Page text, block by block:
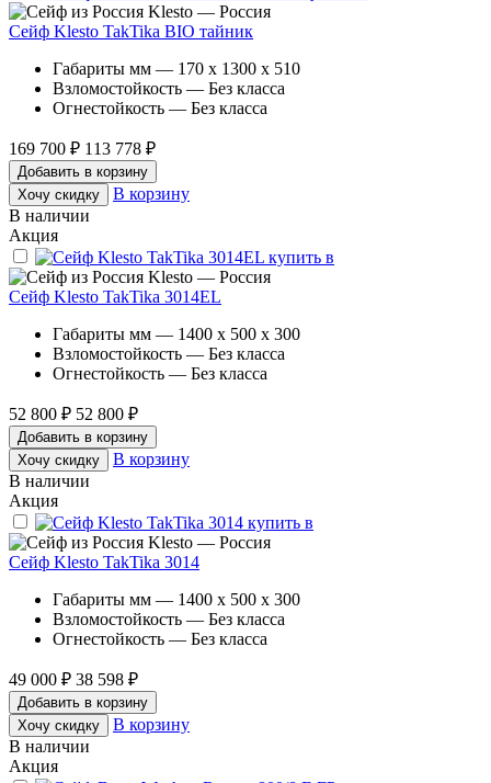
Klesto — Россия
Сейф Klesto TakTika BIO тайник
Габариты мм — 170 x 1300 x 510
Взломостойкость — Без класса
Огнестойкость — Без класса
169 700 ₽ 113 778 ₽
Добавить в корзину
Хочу скидку
В корзину
В наличии
Акция
Klesto — Россия
Сейф Klesto TakTika 3014EL
Габариты мм — 1400 x 500 x 300
Взломостойкость — Без класса
Огнестойкость — Без класса
52 800 ₽ 52 800 ₽
Добавить в корзину
Хочу скидку
В корзину
В наличии
Акция
Klesto — Россия
Сейф Klesto TakTika 3014
Габариты мм — 1400 x 500 x 300
Взломостойкость — Без класса
Огнестойкость — Без класса
49 000 ₽ 38 598 ₽
Добавить в корзину
Хочу скидку
В корзину
В наличии
Акция